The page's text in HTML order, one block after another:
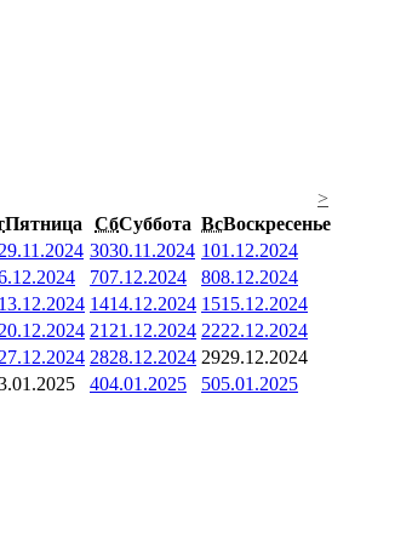
>
Пятница СбСуббота ВсВоскресенье
29.11.2024 3030.11.2024 101.12.2024
707.12.2024 808.12.2024
13.12.2024 1414.12.2024 1515.12.2024
20.12.2024 21 21.12.2024 2222.12.2024
27.12.2024 2828.12.2024 2929.12.2024
404.01.2025 505.01.2025